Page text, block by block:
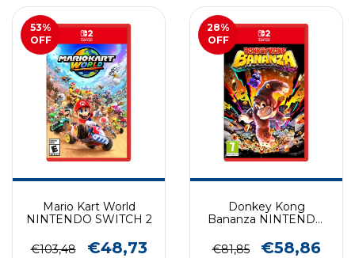
53%
OFF
Mario Kart World
NINTENDO SWITCH 2
€103,48 €48,73
28%
OFF
Donkey Kong
Bananza NINTENDO
€81,85
€58,86